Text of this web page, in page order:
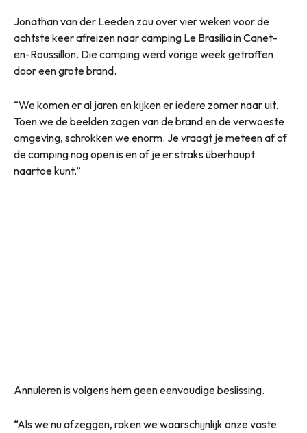
Jonathan van der Leeden zou over vier weken voor de
achtste keer afreizen naar camping Le Brasilia in Canet-
en-Roussillon. Die camping werd vorige week getroffen
door een grote brand.
“We komen er al jaren en kijken er iedere zomer naar uit.
Toen we de beelden zagen van de brand en de verwoeste
omgeving, schrokken we enorm. Je vraagt je meteen af of
de camping nog open is en of je er straks überhaupt
naartoe kunt.”
Annuleren is volgens hem geen eenvoudige beslissing.
“Als we nu afzeggen, raken we waarschijnlijk onze vaste